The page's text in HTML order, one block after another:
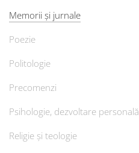
Memorii și jurnale
Poezie
Politologie
Precomenzi
Psihologie, dezvoltare personală
Religie și teologie